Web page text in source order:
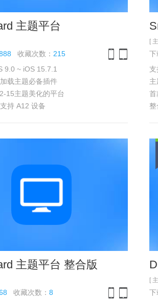
主题平台
收藏次数： 215
9.0 ~ iOS 15.7.1
载主题必备插件
15主题美化的平台
持 A12 设备
[
下
支
首
整
主题平台 整合版
收藏次数：8
[
下